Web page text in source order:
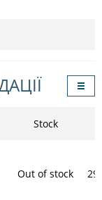
Stock
Out of stock